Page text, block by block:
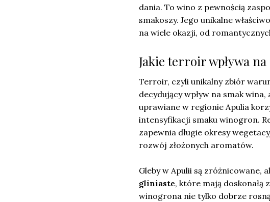
dania. To wino z pewnością
smakoszy. Jego unikalne
na wiele okazji, od
Jakie terroir wpływa
Terroir, czyli unikalny zbiór
decydujący wpływ na smak
uprawiane w regionie Apulia
intensyfikacji smaku winogron.
zapewnia długie okresy
rozwój złożonych aromatów.
Gleby w Apulii są zróżnicowane,
gliniaste, które mają doskonałą
winogrona nie tylko dobrze